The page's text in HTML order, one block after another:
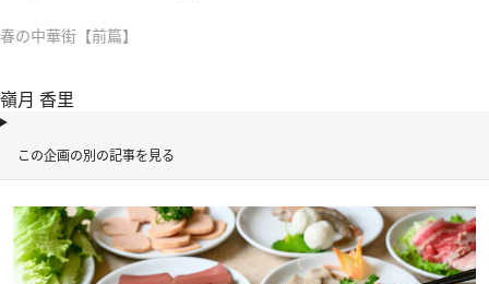
春の中華街【前篇】
嶺月 香里
この企画の別の記事を見る